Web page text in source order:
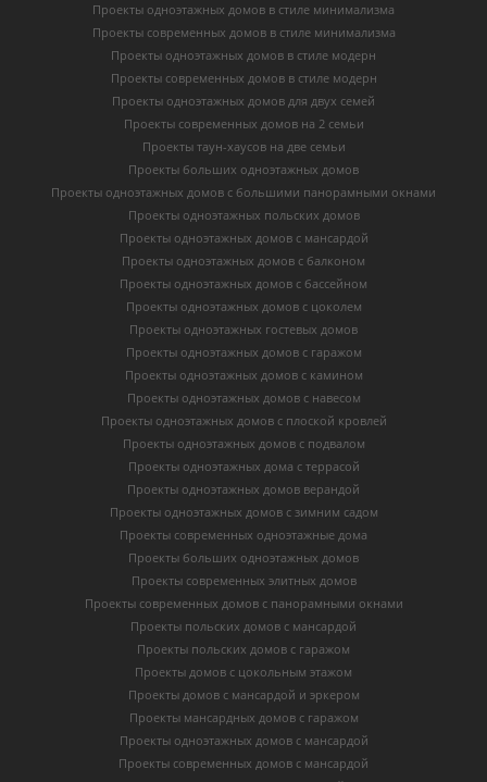
Проекты одноэтажных домов в стиле минимализма
Проекты современных домов в стиле минимализма
Проекты одноэтажных домов в стиле модерн
Проекты современных домов в стиле модерн
Проекты одноэтажных домов для двух семей
Проекты современных домов на 2 семьи
Проекты таун-хаусов на две семьи
Проекты больших одноэтажных домов
Проекты одноэтажных домов с большими панорамными окнами
Проекты одноэтажных польских домов
Проекты одноэтажных домов с мансардой
Проекты одноэтажных домов с балконом
Проекты одноэтажных домов с бассейном
Проекты одноэтажных домов с цоколем
Проекты одноэтажных гостевых домов
Проекты одноэтажных домов с гаражом
Проекты одноэтажных домов с камином
Проекты одноэтажных домов с навесом
Проекты одноэтажных домов с плоской кровлей
Проекты одноэтажных домов с подвалом
Проекты одноэтажных дома с террасой
Проекты одноэтажных домов верандой
Проекты одноэтажных домов с зимним садом
Проекты современных одноэтажные дома
Проекты больших одноэтажных домов
Проекты современных элитных домов
Проекты современных домов с панорамными окнами
Проекты польских домов с мансардой
Проекты польских домов с гаражом
Проекты домов с цокольным этажом
Проекты домов с мансардой и эркером
Проекты мансардных домов с гаражом
Проекты одноэтажных домов с мансардой
Проекты современных домов с мансардой